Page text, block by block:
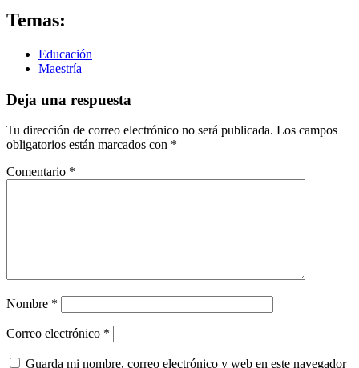
Temas:
Educación
Maestría
Deja una respuesta
Tu dirección de correo electrónico no será publicada. Los campos
obligatorios están marcados con *
Comentario *
Nombre *
Correo electrónico *
Guarda mi nombre, correo electrónico y web en este navegador